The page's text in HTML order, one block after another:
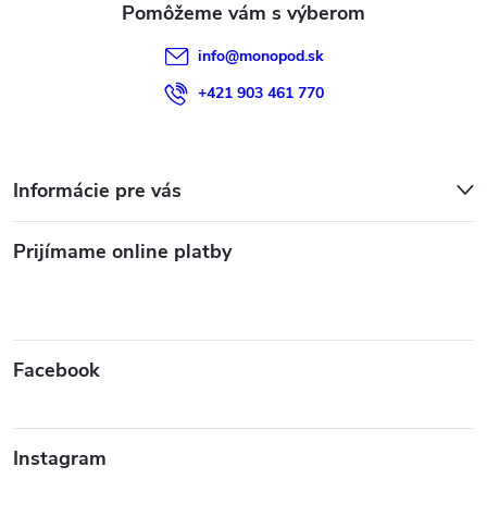
info@monopod.sk
+421 903 461 770
Informácie pre vás
Prijímame online platby
Facebook
Instagram